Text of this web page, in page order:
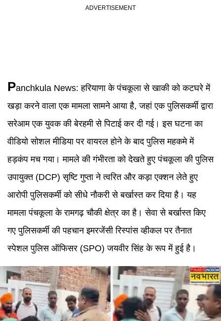
Panchkula News: हरियाणा के पंचकूला से खाकी को कटघरे में
खड़ा करने वाला एक मामला सामने आया है, जहां एक पुलिसकर्मी द्वारा
सरेआम एक युवक की बेरहमी से पिटाई कर दी गई। इस घटना का
वीडियो सोशल मीडिया पर वायरल होने के बाद पुलिस महकमे में
हड़कंप मच गया। मामले की गंभीरता को देखते हुए पंचकूला की पुलिस
उपायुक्त (DCP) सृष्टि गुप्ता ने त्वरित और कड़ा एक्शन लेते हुए
आरोपी पुलिसकर्मी को सीधे नौकरी से बर्खास्त कर दिया है। यह
मामला पंचकूला के रामगढ़ चौकी क्षेत्र का है। सेवा से बर्खास्त किए
गए पुलिसकर्मी की पहचान इमरजेंसी रिस्पांस व्हीकल पर तैनात
स्पेशल पुलिस ऑफिसर (SPO) जयवीर सिंह के रूप में हुई है।